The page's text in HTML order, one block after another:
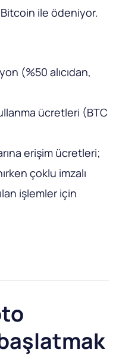
ile ödeniyor.
(%50 alıcıdan,
ücretleri (BTC
erişim ücretleri;
çoklu imzalı
işlemler için